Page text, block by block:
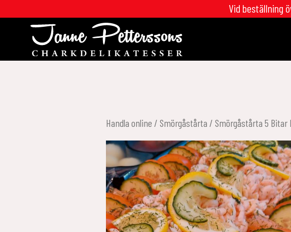
Vid beställning
Handla online / Smörgåstårta / Smörgåstårta 5 Bitar